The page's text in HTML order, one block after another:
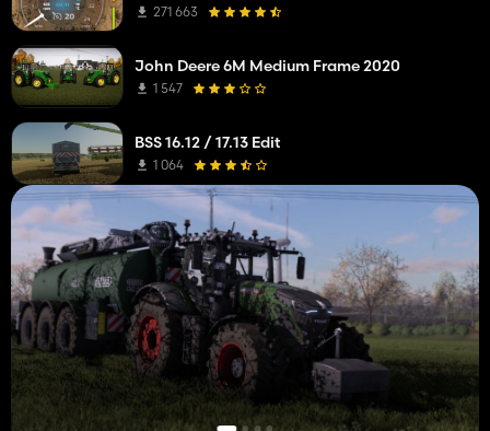
271 663
John Deere 6M Medium Frame 2020
1 547
BSS 16.12 / 17.13 Edit
1 064